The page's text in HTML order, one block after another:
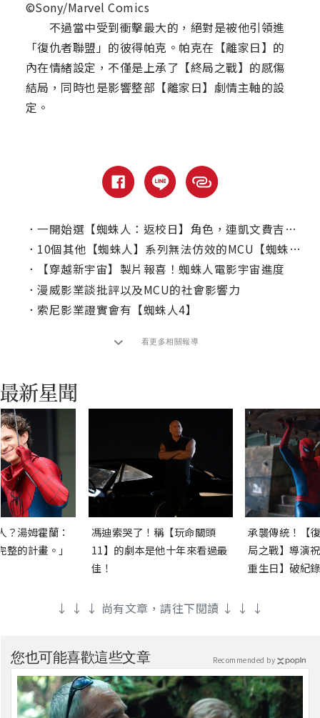
©Sony/Marvel Comics
不過當中受到衝擊最大的，絕對是被他引領進
「復仇者聯盟」的彼得帕克。帕克在【離家日】的
內在情緒設定，不僅是上承了【終局之戰】的感傷
結局，同時也是影響整部【離家日】劇情主軸的設
定。
． 一開始選【蜘蛛人：返校日】角色，連凱文費吉都不知道千黛亞是誰？
． 10個其他【蜘蛛人】系列無法仿效的MCU【蜘蛛人】場景
．
【穿越新宇宙】製片報喜！蜘蛛人電影宇宙進度
． 漫威影業談批評以及MCU的社會影響力
． 索尼影業證實會有【蜘蛛人4】
看更多相關報導
？湯姆霍蘭：
的計畫。」
馮迪索哭了！稱【玩命關頭
11】的劇本是他十年來看過最
佳！
承襲傳統！【
局之戰】導演
重生日】破紀
↓ ↓ ↓ 尚有文章，請往下閱讀 ↓ ↓ ↓
您也可能喜歡這些文章 Recommended by